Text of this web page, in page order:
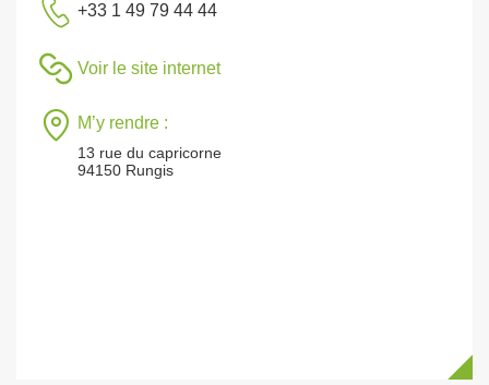
+33 1 49 79 44 44
Voir le site internet
M’y rendre :
13 rue du capricorne
94150 Rungis